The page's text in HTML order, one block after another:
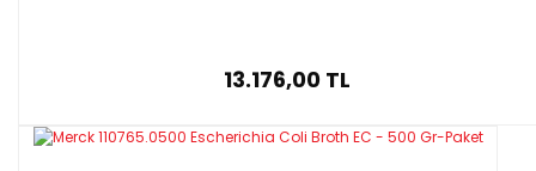
13.176,00 TL